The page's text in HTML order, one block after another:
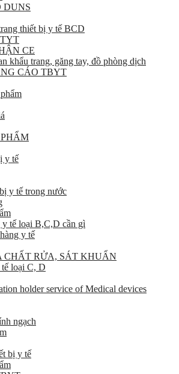
DUNS
thiết bị y tế BCD
CE
khẩu trang, găng tay, đồ phòng dịch
CÁO TBYT
y tế
y tế trong nước
tế loại B,C,D cần gì
y tế
CHẤT RỬA, SÁT KHUẨN
loại C, D
holder service of Medical devices
ngạch
bị y tế